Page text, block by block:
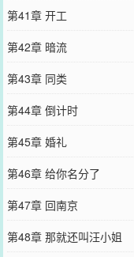
第41章 开工
第42章 暗流
第43章 同类
第44章 倒计时
第45章 婚礼
第46章 给你名分了
第47章 回南京
第48章 那就还叫汪小姐